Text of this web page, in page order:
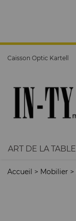
Caisson Optic Kartell
ART DE LA TABLE
Accueil > Mobilier >